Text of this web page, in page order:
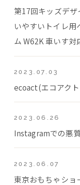
第17回キッズデ
いやすいトイレ用
ム W62K 車いす対
2023.07.03
ecoact(エコアク
2023.06.26
Instagramでの悪
2023.06.07
東京おもちゃショ